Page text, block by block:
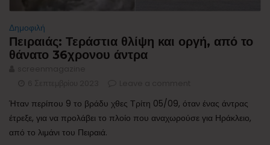
Δημοφιλή
Πειραιάς: Τεράστια θλίψη και οργή, από το
θάνατο 36χρονου άντρα
Ήταν περίπου 9 το βράδυ χθες Τρίτη 05/09, όταν ένας άντρας
έτρεξε, για να προλάβει το πλοίο που αναχωρούσε για Ηράκλειο,
από το λιμάνι του Πειραιά.